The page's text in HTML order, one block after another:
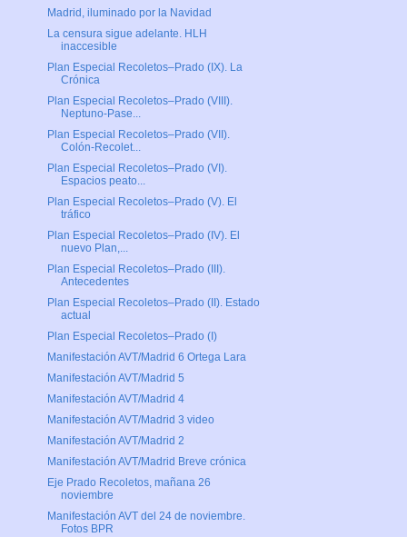
Madrid, iluminado por la Navidad
La censura sigue adelante. HLH
inaccesible
Plan Especial Recoletos–Prado (IX). La
Crónica
Plan Especial Recoletos–Prado (VIII).
Neptuno-Pase...
Plan Especial Recoletos–Prado (VII).
Colón-Recolet...
Plan Especial Recoletos–Prado (VI).
Espacios peato...
Plan Especial Recoletos–Prado (V). El
tráfico
Plan Especial Recoletos–Prado (IV). El
nuevo Plan,...
Plan Especial Recoletos–Prado (III).
Antecedentes
Plan Especial Recoletos–Prado (II). Estado
actual
Plan Especial Recoletos–Prado (I)
Manifestación AVT/Madrid 6 Ortega Lara
Manifestación AVT/Madrid 5
Manifestación AVT/Madrid 4
Manifestación AVT/Madrid 3 video
Manifestación AVT/Madrid 2
Manifestación AVT/Madrid Breve crónica
Eje Prado Recoletos, mañana 26
noviembre
Manifestación AVT del 24 de noviembre.
Fotos BPR